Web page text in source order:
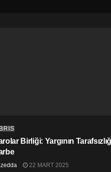
Birliği: Yargının
22 MART 2025